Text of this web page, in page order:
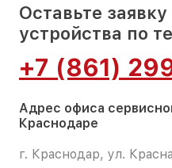
Оставьте
устройства по
+7 (861)
Адрес офиса
Краснодаре
г. Краснодар, ул.